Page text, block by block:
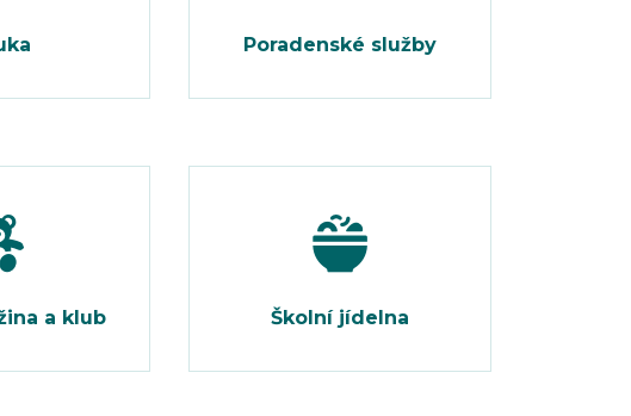
Poradenské služby
a klub Školní jídelna